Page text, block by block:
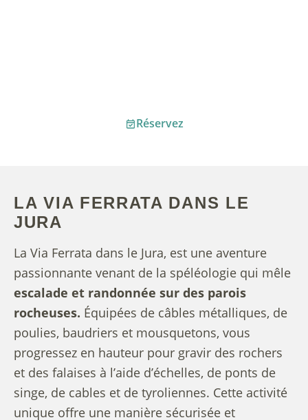
Réservez
LA VIA FERRATA DANS LE
JURA
La Via Ferrata dans le Jura, est une aventure
passionnante venant de la spéléologie qui mêle
escalade et randonnée sur des parois
rocheuses. Équipées de câbles métalliques, de
poulies, baudriers et mousquetons, vous
progressez en hauteur pour gravir des rochers
et des falaises à l’aide d’échelles, de ponts de
singe, de cables et de tyroliennes. Cette activité
unique offre une manière sécurisée et